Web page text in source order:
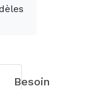
Besoin